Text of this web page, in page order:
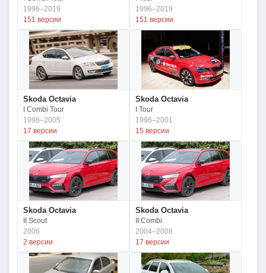
1996–2019
151 версии
1996–2019
151 версии
Skoda Octavia
I Combi Tour
1998–2005
17 версии
Skoda Octavia
I Tour
1996–2001
15 версии
Skoda Octavia
II Scout
2006
2 версии
Skoda Octavia
II Combi
2004–2008
17 версии